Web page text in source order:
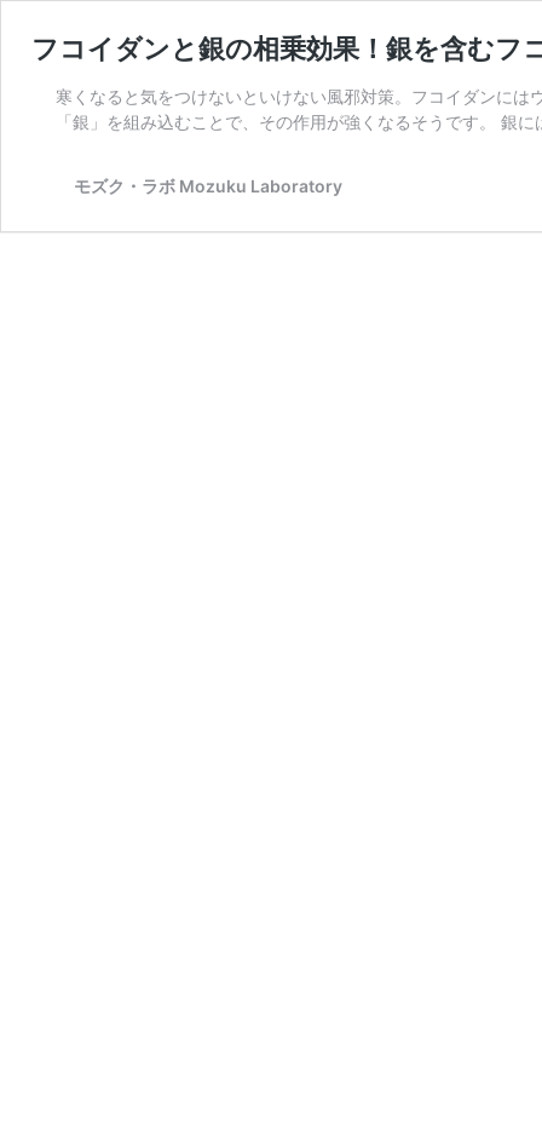
フコイダンと銀の相乗効果！銀を含む
寒くなると気をつけないといけない風邪対策。フコイダンに
「銀」を組み込むことで、その作用が強くなるそうです。 銀
モズク・ラボ Mozuku Laboratory